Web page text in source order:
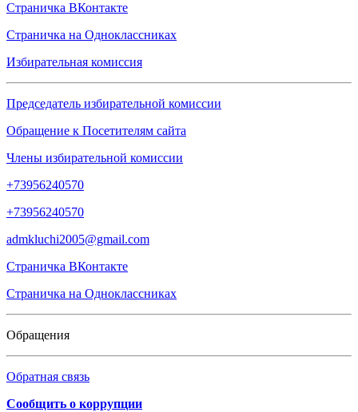
Страничка ВКонтакте
Страничка на Одноклассниках
Избирательная комиссия
Председатель избирательной комиссии
Обращение к Посетителям сайта
Члены избирательной комиссии
+73956240570
+73956240570
admkluchi2005@gmail.com
Страничка ВКонтакте
Страничка на Одноклассниках
Обращения
Обратная связь
Сообщить о коррупции